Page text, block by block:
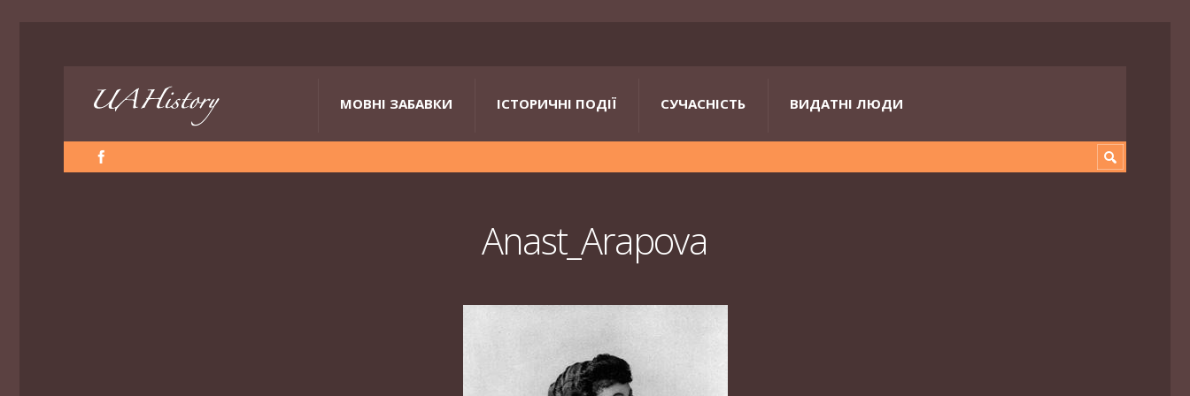
МОВНІ ЗАБАВКИ ІСТОРИЧНІ ПОДІЇ СУЧАСНІСТЬ ВИДАТНІ ЛЮДИ
Anast_Arapova